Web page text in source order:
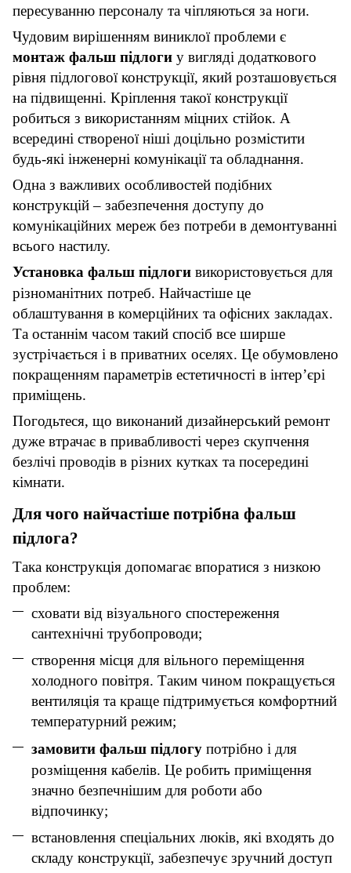
пересуванню персоналу та чіпляються за ноги.
Чудовим вирішенням виниклої проблеми є
монтаж фальш підлоги у вигляді додаткового
рівня підлогової конструкції, який розташовується
на підвищенні. Кріплення такої конструкції
робиться з використанням міцних стійок. А
всередині створеної ніші доцільно розмістити
будь-які інженерні комунікації та обладнання.
Одна з важливих особливостей подібних
конструкцій – забезпечення доступу до
комунікаційних мереж без потреби в демонтуванні
всього настилу.
Установка фальш підлоги використовується для
різноманітних потреб. Найчастіше це
облаштування в комерційних та офісних закладах.
Та останнім часом такий спосіб все ширше
зустрічається і в приватних оселях. Це обумовлено
покращенням параметрів естетичності в інтер’єрі
приміщень.
Погодьтеся, що виконаний дизайнерський ремонт
дуже втрачає в привабливості через скупчення
безлічі проводів в різних кутках та посередині
кімнати.
Для чого найчастіше потрібна фальш
підлога?
Така конструкція допомагає впоратися з низкою
проблем:
сховати від візуального спостереження
сантехнічні трубопроводи;
створення місця для вільного переміщення
холодного повітря. Таким чином покращується
вентиляція та краще підтримується комфортний
температурний режим;
замовити фальш підлогу потрібно і для
розміщення кабелів. Це робить приміщення
значно безпечнішим для роботи або
відпочинку;
встановлення спеціальних люків, які входять до
складу конструкції, забезпечує зручний доступ